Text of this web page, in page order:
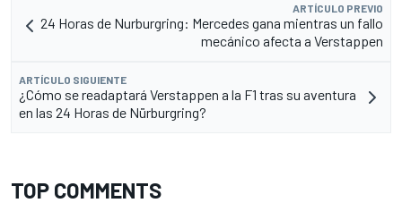
ARTÍCULO PREVIO
24 Horas de Nurburgring: Mercedes gana mientras un fallo
mecánico afecta a Verstappen
ARTÍCULO SIGUIENTE
¿Cómo se readaptará Verstappen a la F1 tras su aventura
en las 24 Horas de Nürburgring?
TOP COMMENTS